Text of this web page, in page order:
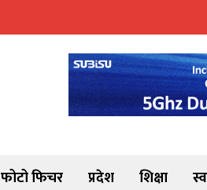
फोटो फिचर प्रदेश शिक्षा